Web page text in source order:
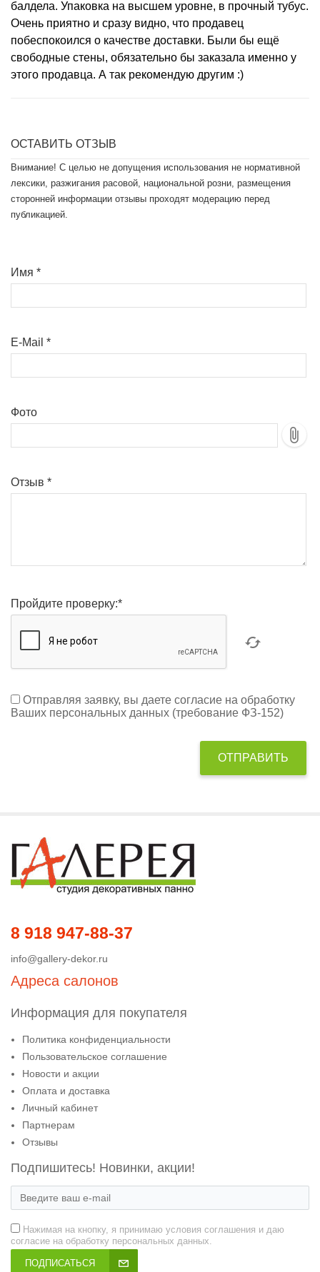
балдела. Упаковка на высшем уровне, в прочный тубус.
Очень приятно и сразу видно, что продавец
побеспокоился о качестве доставки. Были бы ещё
свободные стены, обязательно бы заказала именно у
этого продавца. А так рекомендую другим :)
ОСТАВИТЬ ОТЗЫВ
Внимание! С целью не допущения использования не нормативной
лексики, разжигания расовой, национальной розни, размещения
сторонней информации отзывы проходят модерацию перед
публикацией.
Имя *
E-Mail *
Фото
Отзыв *
Пройдите проверку:*
Отправляя заявку, вы даете согласие на обработку
Ваших персональных данных (требование ФЗ-152)
8 918 947-88-37
info@gallery-dekor.ru
Адреса салонов
Информация для покупателя
Политика конфиденциальности
Пользовательское соглашение
Новости и акции
Оплата и доставка
Личный кабинет
Партнерам
Отзывы
Подпишитесь! Новинки, акции!
Нажимая на кнопку, я принимаю условия соглашения и даю
согласие на обработку персональных данных.
ПОДПИСАТЬСЯ